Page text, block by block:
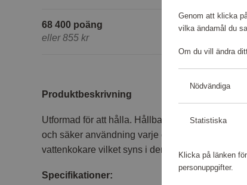
68 400 poäng
eller 855 kr
Produktbeskrivning
Utformad för att hålla. Hållbar vattenkokare i
och säker användning varje dag. Philips har 60
vattenkokare vilket syns i den här eleganta
Specifikationer:
Genom att klicka
vilka ändamål du
Om du vill ändra
Nödvändiga
Statistiska
Klicka på länken
personuppgifter.